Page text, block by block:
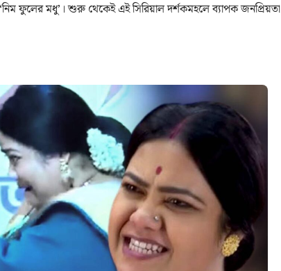
ফুলের মধু’। শুরু থেকেই এই সিরিয়াল দর্শকমহলে ব্যাপক জনপ্রিয়তা